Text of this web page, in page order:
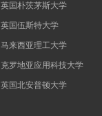
英国朴茨茅斯大学
英国伍斯特大学
马来西亚理工大学
克罗地亚应用科技大学
英国北安普顿大学